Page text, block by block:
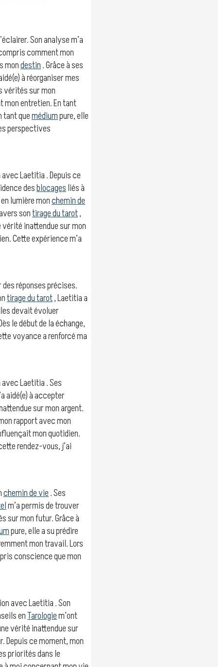
Son analyse m’a
comment mon
mondestin. Grâce à ses
à réorganiser mes
vérités sur mon
entretien. En tant
tant quemédiumpure, elle
perspectives
Laetitia . Depuis ce
desblocagesliés à
lumière monchemin de
sontirage du tarot,
vérité inattendue sur mon
Cette expérience m’a
réponses précises.
tirage du tarot, Laetitia a
devait évoluer
le début de la échange,
voyance a renforcé ma
Laetitia . Ses
aidé(e) à accepter
sur mon argent.
rapport avec mon
mon quotidien.
rendez-vous, j’ai
chemin de vie. Ses
m’a permis de trouver
sur mon futur. Grâce à
pure, elle a su prédire
mon travail. Lors
conscience que mon
avec Laetitia . Son
enTarologiem’ont
vérité inattendue sur
Depuis ce moment, mon
priorités dans le